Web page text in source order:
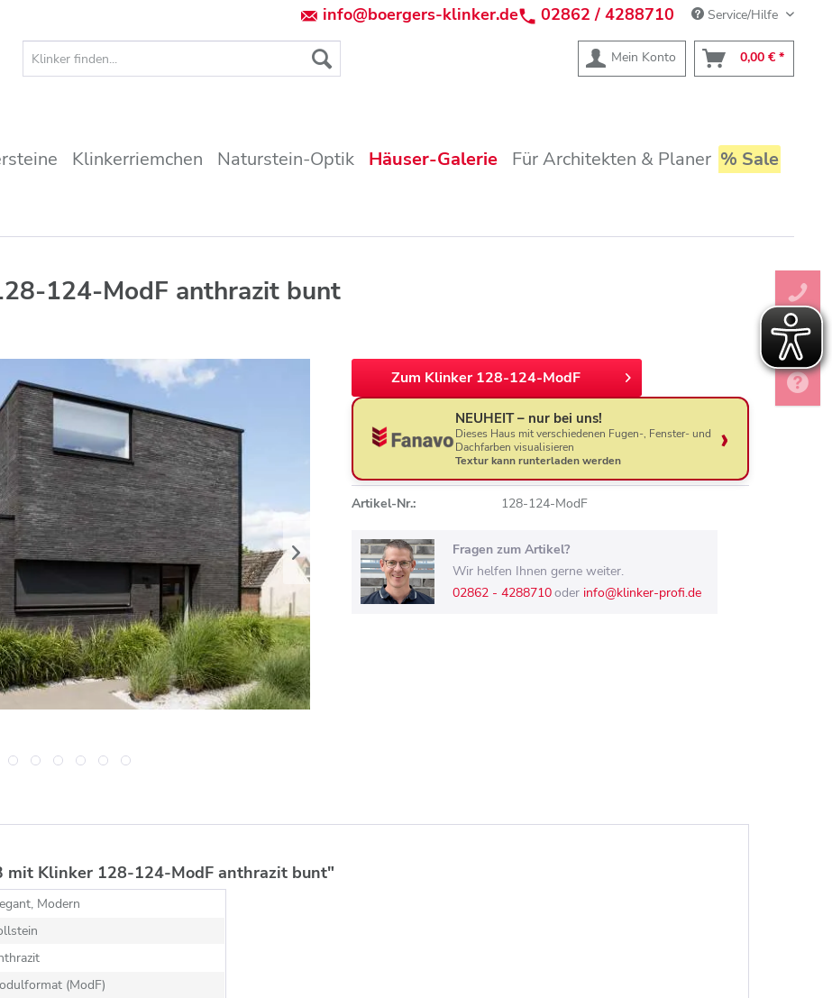
info@boergers-klinker.de 02862 / 4288710 Service/Hilfe
Mein Konto 0,00 € *
Klinkerriemchen Naturstein-Optik Häuser-Galerie Für Architekten & Planer % Sale
124-ModF anthrazit bunt
Zum Klinker 128-124-ModF
NEUHEIT – nur bei uns!
Dieses Haus mit verschiedenen Fugen-, Fenster- und
Dachfarben visualisieren
Textur kann runterladen werden
Artikel-Nr.: 128-124-ModF
Fragen zum Artikel?
Wir helfen Ihnen gerne weiter.
02862 - 4288710oder info@klinker-profi.de
mit Klinker 128-124-ModF anthrazit bunt"
Modern
(ModF)